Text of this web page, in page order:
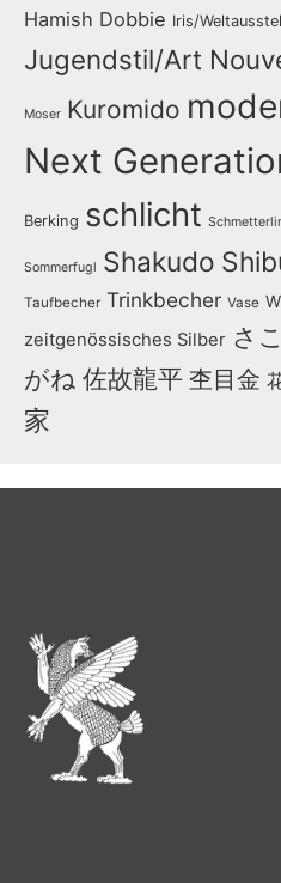
Hamish Dobbie Iris/
Jugendstil/Art
Moser Kuromido
Next
Berking schlicht
Sommerfugl Shakudo
Taufbecher Trinkbecher Vase
zeitgenössisches Silber さ
がね 佐故龍平 杢目金
家